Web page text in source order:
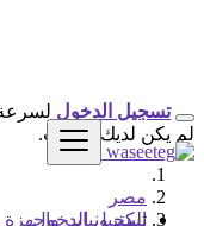
تسجيل الدخول
تسجيل الدخول
لم يكن لديك حساب.
مصر
إلكترونيات واجهزة